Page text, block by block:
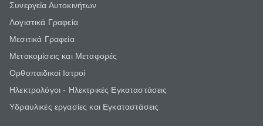
Συνεργεία Αυτοκινήτων
Λογιστικά Γραφεία
Μεσιτικά Γραφεία
Μετακομίσεις και Μεταφορές
Ορθοπαιδικοί Ιατροί
Ηλεκτρολόγοι - Ηλεκτρικές Εγκαταστάσεις
Υδραυλικές εργασίες και Εγκαταστάσεις